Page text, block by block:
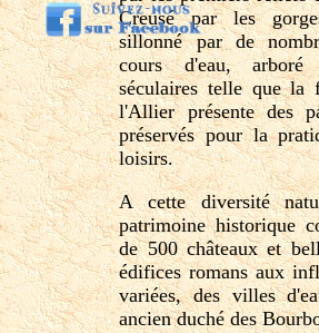
Creusé par les
sillonné par de
cours d'eau,
séculaires telle que la
l'Allier présente des
préservés pour la
loisirs.
A cette diversité
patrimoine historique
de 500 châteaux et
édifices romans aux
variées, des villes
ancien duché des